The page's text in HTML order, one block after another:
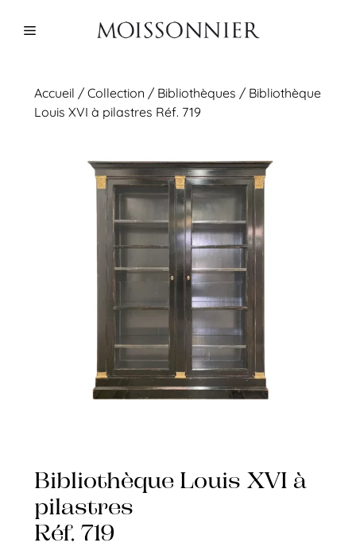
Menu
Accueil /Collection / Bibliothèques / Bibliothèque
Louis XVI à pilastres Réf. 719
Bibliothèque Louis XVI à
pilastres
Réf. 719